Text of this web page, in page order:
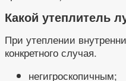
Какой утеплитель
При утеплении
конкретного случая.
негигроскопичным;